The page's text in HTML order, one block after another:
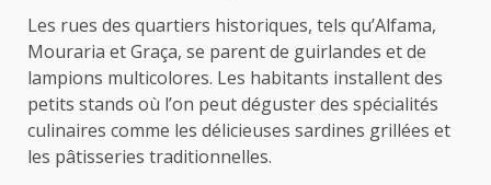
Les rues des quartiers historiques, tels qu’Alfama,
Mouraria et Graça, se parent de guirlandes et de
lampions multicolores. Les habitants installent des
petits stands où l’on peut déguster des spécialités
culinaires comme les délicieuses sardines grillées et
les pâtisseries traditionnelles.